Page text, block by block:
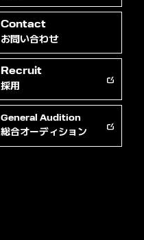
Contact
お問い合わせ
Recruit
採用
General Audition
総合オーディション